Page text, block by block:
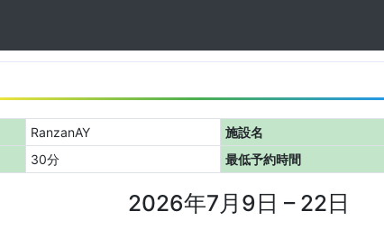
RanzanAY 施設名
30分 最低予約時間
2026年7月9日 – 22日